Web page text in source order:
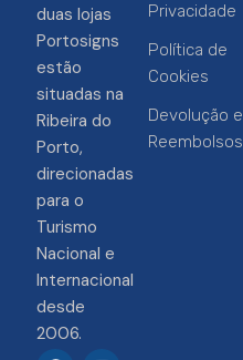
duas lojas
Portosigns
estão
situadas na
Ribeira do
Porto,
direcionadas
para o
Turismo
Nacional e
Internacional
desde
2006.
Privacidade
Política de
Cookies
Devolução e
Reembolsos